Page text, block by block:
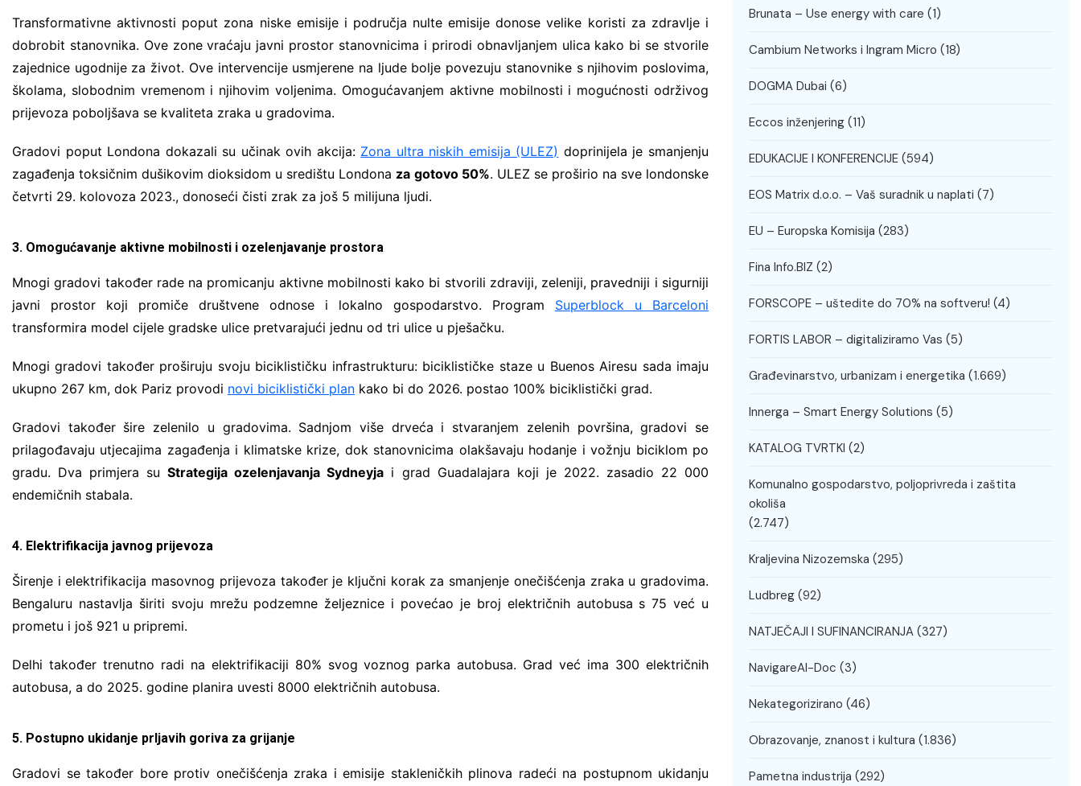
Transformativne aktivnosti poput zona niske emisije i područja nulte emisije donose velike koristi za zdravlje i
dobrobit stanovnika. Ove zone vraćaju javni prostor stanovnicima i prirodi obnavljanjem ulica kako bi se stvorile
zajednice ugodnije za život. Ove intervencije usmjerene na ljude bolje povezuju stanovnike s njihovim poslovima,
školama, slobodnim vremenom i njihovim voljenima. Omogućavanjem aktivne mobilnosti i mogućnosti održivog
prijevoza poboljšava se kvaliteta zraka u gradovima.
Gradovi poput Londona dokazali su učinak ovih akcija: Zona ultra niskih emisija (ULEZ) doprinijela je smanjenju
zagađenja toksičnim dušikovim dioksidom u središtu Londona za gotovo 50%. ULEZ se proširio na sve londonske
četvrti 29. kolovoza 2023., donoseći čisti zrak za još 5 milijuna ljudi.
3. Omogućavanje aktivne mobilnosti i ozelenjavanje prostora
Mnogi gradovi također rade na promicanju aktivne mobilnosti kako bi stvorili zdraviji, zeleniji, pravedniji i sigurniji
javni prostor koji promiče društvene odnose i lokalno gospodarstvo. Program Superblock u Barceloni
transformira model cijele gradske ulice pretvarajući jednu od tri ulice u pješačku.
Mnogi gradovi također proširuju svoju biciklističku infrastrukturu: biciklističke staze u Buenos Airesu sada imaju
ukupno 267 km, dok Pariz provodi novi biciklistički plan kako bi do 2026. postao 100% biciklistički grad.
Gradovi također šire zelenilo u gradovima. Sadnjom više drveća i stvaranjem zelenih površina, gradovi se
prilagođavaju utjecajima zagađenja i klimatske krize, dok stanovnicima olakšavaju hodanje i vožnju biciklom po
gradu. Dva primjera suStrategija ozelenjavanja Sydneyja i grad Guadalajara koji je 2022. zasadio 22 000
endemičnih stabala.
4. Elektrifikacija javnog prijevoza
Širenje i elektrifikacija masovnog prijevoza također je ključni korak za smanjenje onečišćenja zraka u gradovima.
Bengaluru nastavlja širiti svoju mrežu podzemne željeznice i povećao je broj električnih autobusa s 75 već u
prometu i još 921 u pripremi.
Delhi također trenutno radi na elektrifikaciji 80% svog voznog parka autobusa. Grad već ima 300 električnih
autobusa, a do 2025. godine planira uvesti 8000 električnih autobusa.
5. Postupno ukidanje prljavih goriva za grijanje
Gradovi se također bore protiv onečišćenja zraka i emisije stakleničkih plinova radeći na postupnom ukidanju
Brunata – Use energy with care (1)
Cambium Networks i Ingram Micro (18)
DOGMA Dubai (6)
Eccos inženjering (11)
EDUKACIJE I KONFERENCIJE (594)
EOS Matrix d.o.o. – Vaš suradnik u naplati (7)
EU – Europska Komisija (283)
Fina Info.BIZ (2)
FORSCOPE – uštedite do 70% na softveru! (4)
FORTIS LABOR – digitaliziramo Vas (5)
Građevinarstvo, urbanizam i energetika (1.669)
Innerga – Smart Energy Solutions (5)
KATALOG TVRTKI (2)
Komunalno gospodarstvo, poljoprivreda i zaštita
okoliša
(2.747)
Kraljevina Nizozemska (295)
Ludbreg (92)
NATJEČAJI I SUFINANCIRANJA (327)
NavigareAI-Doc (3)
Nekategorizirano (46)
Obrazovanje, znanost i kultura (1.836)
Pametna industrija (292)